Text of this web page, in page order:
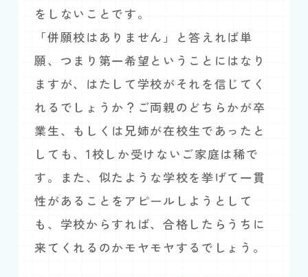
をしないことです。
「併願校はありません」と答えれば単
願、つまり第一希望ということにはなり
ますが、はたして学校がそれを信じてく
れるでしょうか？ご両親のどちらかが卒
業生、もしくは兄姉が在校生であったと
しても、1校しか受けないご家庭は稀で
す。また、似たような学校を挙げて一貫
性があることをアピールしようとして
も、学校からすれば、合格したらうちに
来てくれるのかモヤモヤするでしょう。